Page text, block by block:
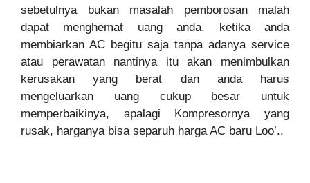
sebetulnya bukan masalah pemborosan malah
dapat menghemat uang anda, ketika anda
membiarkan AC begitu saja tanpa adanya service
atau perawatan nantinya itu akan menimbulkan
kerusakan yang berat dan anda harus
mengeluarkan uang cukup besar untuk
memperbaikinya, apalagi Kompresornya yang
rusak, harganya bisa separuh harga AC baru Loo’..